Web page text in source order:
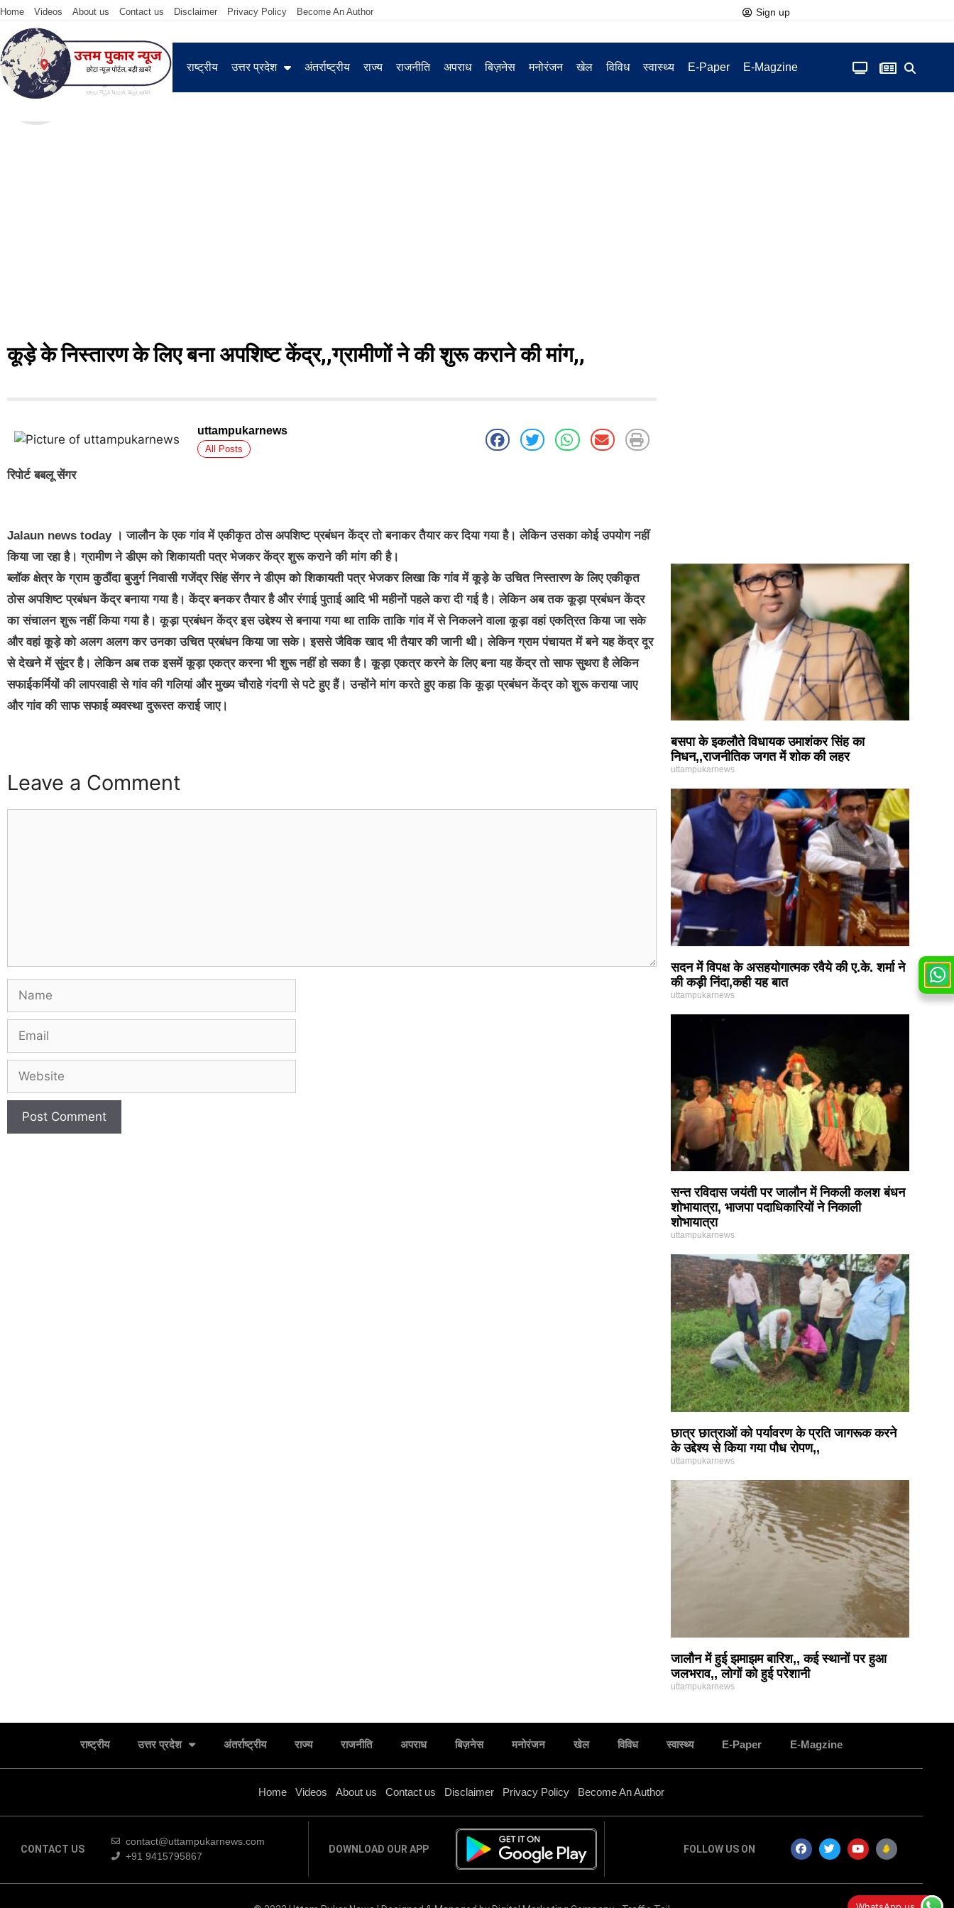
Home Videos About us Contact us Disclaimer Privacy Policy Become An Author Sign up
राष्ट्रीय उत्तर प्रदेश अंतर्राष्ट्रीय राज्य राजनीति अपराध बिज़नेस मनोरंजन खेल विविध स्वास्थ्य E-Paper E-Magzine
कूड़े के निस्तारण के लिए बना अपशिष्ट केंद्र,,ग्रामीणों ने की शुरू कराने की मांग,,
uttampukarnews
All Posts
रिपोर्ट बबलू सेंगर
Jalaun news today। जालौन के एक गांव में एकीकृत ठोस अपशिष्ट प्रबंधन केंद्र तो बनाकर तैयार कर दिया गया है। लेकिन उसका कोई उपयोग नहीं
किया जा रहा है। ग्रामीण ने डीएम को शिकायती पत्र भेजकर केंद्र शुरू कराने की मांग की है।
ब्लॉक क्षेत्र के ग्राम कुठौंदा बुजुर्ग निवासी गजेंद्र सिंह सेंगर ने डीएम को शिकायती पत्र भेजकर लिखा कि गांव में कूड़े के उचित निस्तारण के लिए एकीकृत
ठोस अपशिष्ट प्रबंधन केंद्र बनाया गया है। केंद्र बनकर तैयार है और रंगाई पुताई आदि भी महीनों पहले करा दी गई है। लेकिन अब तक कूड़ा प्रबंधन केंद्र
का संचालन शुरू नहीं किया गया है। कूड़ा प्रबंधन केंद्र इस उद्देश्य से बनाया गया था ताकि ताकि गांव में से निकलने वाला कूड़ा वहां एकत्रित किया जा सके
और वहां कूड़े को अलग अलग कर उनका उचित प्रबंधन किया जा सके। इससे जैविक खाद भी तैयार की जानी थी। लेकिन ग्राम पंचायत में बने यह केंद्र दूर
से देखने में सुंदर है। लेकिन अब तक इसमें कूड़ा एकत्र करना भी शुरू नहीं हो सका है। कूड़ा एकत्र करने के लिए बना यह केंद्र तो साफ सुथरा है लेकिन
सफाईकर्मियों की लापरवाही से गांव की गलियां और मुख्य चौराहे गंदगी से पटे हुए हैं। उन्होंने मांग करते हुए कहा कि कूड़ा प्रबंधन केंद्र को शुरू कराया जाए
और गांव की साफ सफाई व्यवस्था दुरूस्त कराई जाए।
Leave a Comment
बसपा के इकलौते विधायक उमाशंकर सिंह का
निधन,,राजनीतिक जगत में शोक की लहर
uttampukarnews
सदन में विपक्ष के असहयोगात्मक रवैये की ए.के. शर्मा ने
की कड़ी निंदा,कही यह बात
uttampukarnews
सन्त रविदास जयंती पर जालौन में निकली कलश बंधन
शोभायात्रा, भाजपा पदाधिकारियों ने निकाली
शोभायात्रा
uttampukarnews
छात्र छात्राओं को पर्यावरण के प्रति जागरूक करने
के उद्देश्य से किया गया पौध रोपण,,
uttampukarnews
जालौन में हुई झमाझम बारिश,, कई स्थानों पर हुआ
जलभराव,, लोगों को हुई परेशानी
uttampukarnews
राष्ट्रीय उत्तर प्रदेश अंतर्राष्ट्रीय राज्य राजनीति अपराध बिज़नेस मनोरंजन खेल विविध स्वास्थ्य E-Paper E-Magzine
Home Videos About us Contact us Disclaimer Privacy Policy Become An Author
CONTACT US
contact@uttampukarnews.com
+91 9415795867
DOWNLOAD OUR APP FOLLOW US ON
सदन में विपक्ष के असहयोगात्मक रवैये की ए.के. शर्मा ने की सन्त रविदास जयंती पर जालौन में निकली कलश बंधन